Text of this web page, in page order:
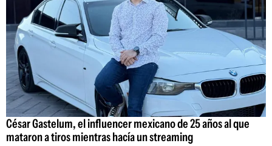
César Gastelum, el influencer mexicano de 25 años al que
mataron a tiros mientras hacía un streaming